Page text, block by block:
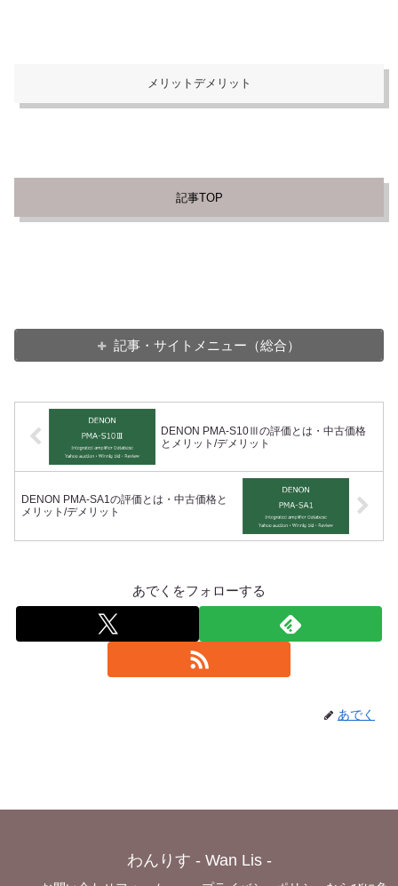
メリットデメリット
記事TOP
記事・サイトメニュー（総合）
DENON PMA-S10Ⅲの評価とは・中古価格
とメリット/デメリット
DENON PMA-SA1の評価とは・中古価格と
メリット/デメリット
あでくをフォローする
あでく
わんりす - Wan Lis -